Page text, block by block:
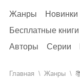
Жанры Новинки
Бесплатные книги
Авторы
Серии
Главная Жанры